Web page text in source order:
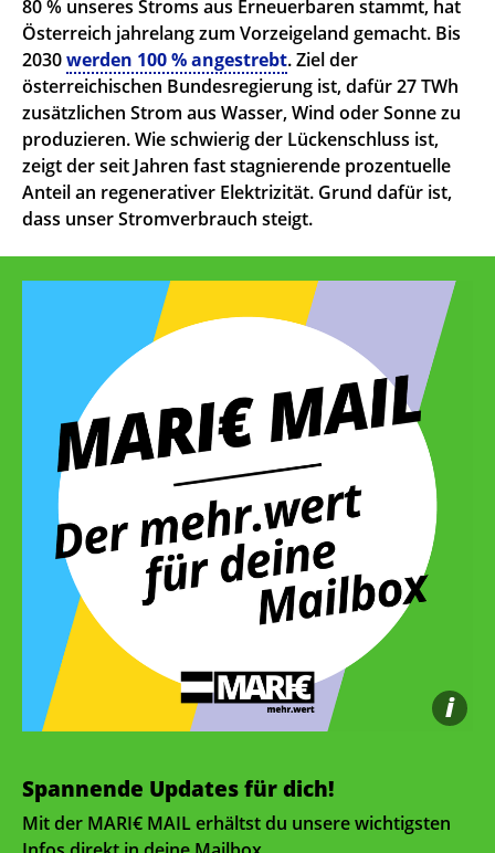
80 % unseres Stroms aus Erneuerbaren stammt, hat
Österreich jahrelang zum Vorzeigeland gemacht. Bis
2030werden 100 % angestrebt. Ziel der
österreichischen Bundesregierung ist, dafür 27 TWh
zusätzlichen Strom aus Wasser, Wind oder Sonne zu
produzieren. Wie schwierig der Lückenschluss ist,
zeigt der seit Jahren fast stagnierende prozentuelle
Anteil an regenerativer Elektrizität. Grund dafür ist,
dass unser Stromverbrauch steigt.
i
Spannende Updates für dich!
Mit der MARI€ MAIL erhältst du unsere wichtigsten